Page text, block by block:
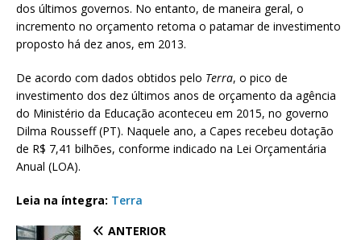
dos últimos governos. No entanto, de maneira geral, o
incremento no orçamento retoma o patamar de investimento
proposto há dez anos, em 2013.
De acordo com dados obtidos pelo Terra, o pico de
investimento dos dez últimos anos de orçamento da agência
do Ministério da Educação aconteceu em 2015, no governo
Dilma Rousseff (PT). Naquele ano, a Capes recebeu dotação
de R$ 7,41 bilhões, conforme indicado na Lei Orçamentária
Anual (LOA).
Leia na íntegra: Terra
ANTERIOR